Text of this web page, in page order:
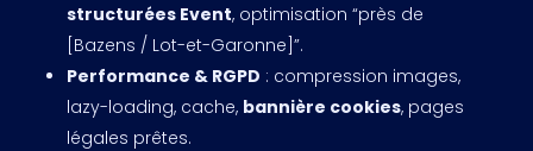
structurées Event, optimisation “près de
[Bazens / Lot-et-Garonne]”.
Performance & RGPD : compression images,
lazy-loading, cache, bannière cookies, pages
légales prêtes.